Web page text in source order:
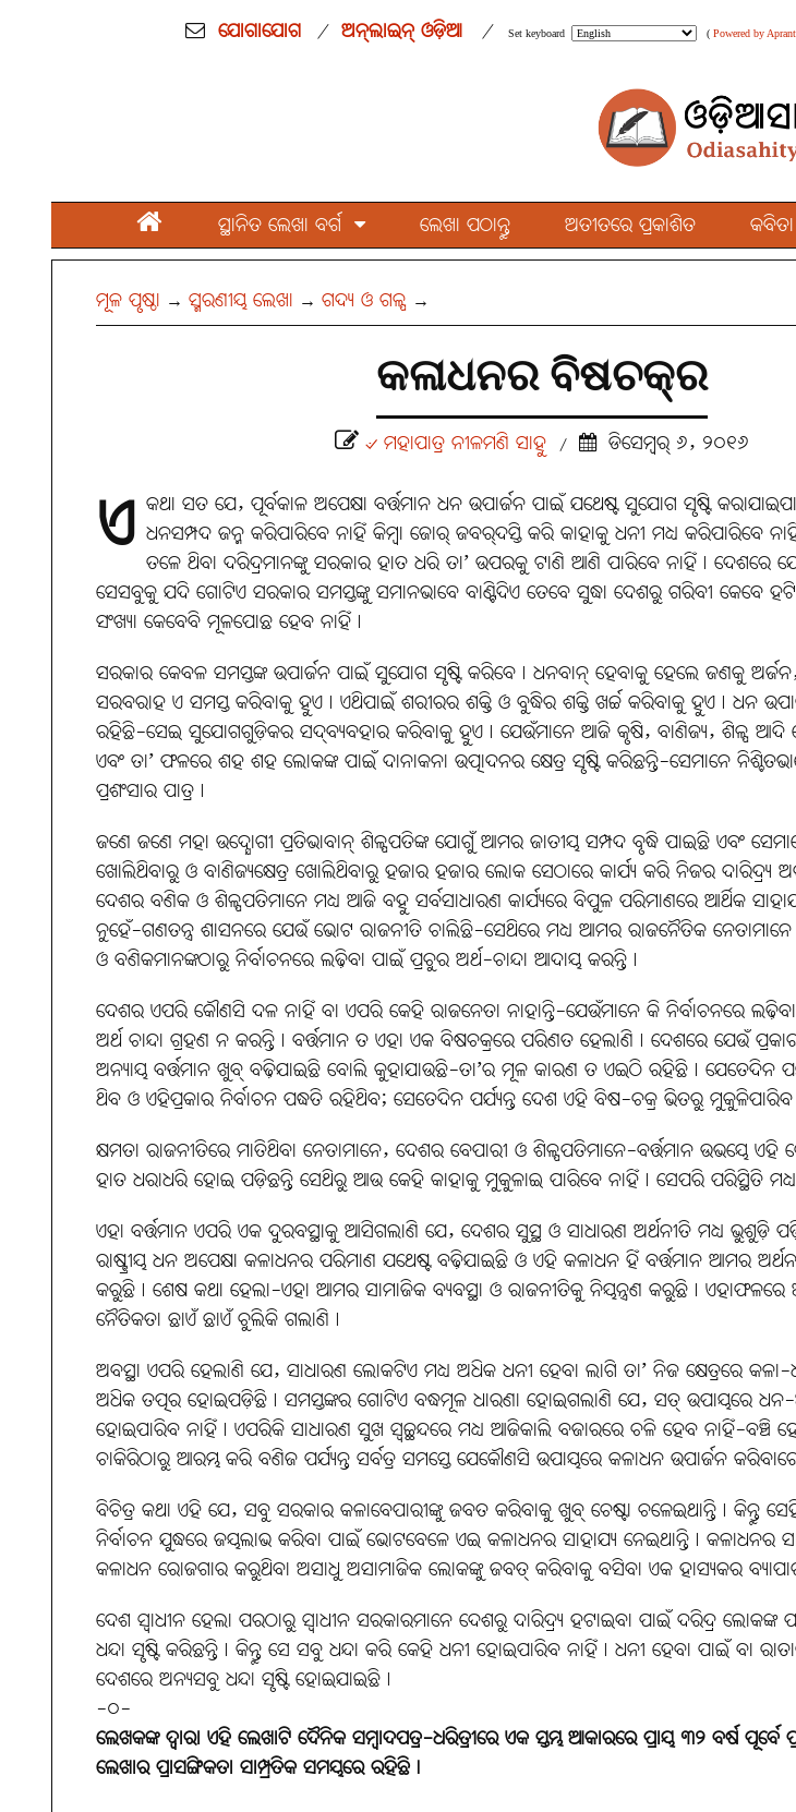
ଯୋଗାଯୋଗ / ଅନ୍‌ଲାଇନ୍ ଓଡ଼ିଆ / Set keyboard ( Powered by
ସ୍ଥାନିତ ଲେଖା ବର୍ଗ ଲେଖା ପଠାନ୍ତୁ ଅତୀତରେ ପ୍ରକାଶିତ
ମୂଳ ପୃଷ୍ଠା → ସ୍ମରଣୀୟ ଲେଖା → ଗଦ୍ୟ ଓ ଗଳ୍ପ →
କଳାଧନର ବିଷଚକ୍ର
୰ ମହାପାତ୍ର ନୀଳମଣି ସାହୁ / ଡିସେମ୍ବର୍ ୬, ୨୦୧୬
ଏ କଥା ସତ ଯେ, ପୂର୍ବକାଳ ଅପେକ୍ଷା ବର୍ତ୍ତମାନ ଧନ ଉପାର୍ଜନ ପାଇଁ ଯଥେଷ୍ଟ ସୁଯୋଗ ସୃଷ୍ଟି
ଧନସମ୍ପଦ ଜନ୍ମ କରିପାରିବେ ନାହିଁ କିମ୍ବା ଜୋର୍‌ ଜବର୍‌ଦସ୍ତି କରି କାହାକୁ ଧନୀ ମଧ୍ୟ କରିପାରିବେ
ତଳେ ଥିବା ଦରିଦ୍ରମାନଙ୍କୁ ସରକାର ହାତ ଧରି ତା’ ଉପରକୁ ଟାଣି ଆଣି ପାରିବେ ନାହିଁ। ଦେଶରେ
ସେସବୁକୁ ଯଦି ଗୋଟିଏ ସରକାର ସମସ୍ତଙ୍କୁ ସମାନଭାବେ ବାଣ୍ଟିଦିଏ ତେବେ ସୁଦ୍ଧା ଦେଶରୁ ଗରିବୀ କେବେ
ସଂଖ୍ୟା କେବେବି ମୂଳପୋଛ ହେବ ନାହିଁ।
ସରକାର କେବଳ ସମସ୍ତଙ୍କ ଉପାର୍ଜନ ପାଇଁ ସୁଯୋଗ ସୃଷ୍ଟି କରିବେ। ଧନବାନ୍‌ ହେବାକୁ ହେଲେ ଜଣକୁ
ସରବରାହ ଏ ସମସ୍ତ କରିବାକୁ ହୁଏ। ଏଥିପାଇଁ ଶରୀରର ଶକ୍ତି ଓ ବୁଦ୍ଧିର ଶକ୍ତି ଖର୍ଚ୍ଚ କରିବାକୁ ହୁଏ। ଧନ
ରହିଛି-ସେଇ ସୁଯୋଗଗୁଡ଼ିକର ସଦ୍‌ବ୍ୟବହାର କରିବାକୁ ହୁଏ। ଯେଉଁମାନେ ଆଜି କୃଷି, ବାଣିଜ୍ୟ, ଶିଳ୍ପ ଆଦି
ଏବଂ ତା’ ଫଳରେ ଶହ ଶହ ଲୋକଙ୍କ ପାଇଁ ଦାନାକନା ଉତ୍ପାଦନର କ୍ଷେତ୍ର ସୃଷ୍ଟି କରିଛନ୍ତି-ସେମାନେ
ପ୍ରଶଂସାର ପାତ୍ର।
ଜଣେ ଜଣେ ମହା ଉଦ୍ଯୋଗୀ ପ୍ରତିଭାବାନ୍‌ ଶିଳ୍ପପତିଙ୍କ ଯୋଗୁଁ ଆମର ଜାତୀୟ ସମ୍ପଦ ବୃଦ୍ଧି ପାଇଛି ଏବଂ
ଖୋଲିଥିବାରୁ ଓ ବାଣିଜ୍ୟକ୍ଷେତ୍ର ଖୋଲିଥିବାରୁ ହଜାର ହଜାର ଲୋକ ସେଠାରେ କାର୍ଯ୍ୟ କରି ନିଜର ଦାରିଦ୍ର୍ୟ
ଦେଶର ବଣିକ ଓ ଶିଳ୍ପପତିମାନେ ମଧ୍ୟ ଆଜି ବହୁ ସର୍ବସାଧାରଣ କାର୍ଯ୍ୟରେ ବିପୁଳ ପରିମାଣରେ ଆର୍ଥିକ
ନୁହେଁ-ଗଣତନ୍ତ୍ର ଶାସନରେ ଯେଉଁ ଭୋଟ ରାଜନୀତି ଚାଲିଛି-ସେଥିରେ ମଧ୍ୟ ଆମର ରାଜନୈତିକ
ଓ ବଣିକମାନଙ୍କଠାରୁ ନିର୍ବାଚନରେ ଲଢ଼ିବା ପାଇଁ ପ୍ରଚୁର ଅର୍ଥ-ଚାନ୍ଦା ଆଦାୟ କରନ୍ତି।
ଦେଶର ଏପରି କୌଣସି ଦଳ ନାହିଁ ବା ଏପରି କେହି ରାଜନେତା ନାହାନ୍ତି-ଯେଉଁମାନେ କି ନିର୍ବାଚନରେ
ଅର୍ଥ ଚାନ୍ଦା ଗ୍ରହଣ ନ କରନ୍ତି। ବର୍ତ୍ତମାନ ତ ଏହା ଏକ ବିଷଚକ୍ରରେ ପରିଣତ ହେଲାଣି। ଦେଶରେ ଯେଉଁ
ଅନ୍ୟାୟ ବର୍ତ୍ତମାନ ଖୁବ୍‌ ବଢ଼ିଯାଇଛି ବୋଲି କୁହାଯାଉଛି-ତା’ର ମୂଳ କାରଣ ତ ଏଇଠି ରହିଛି। ଯେତେଦିନ
ଥିବ ଓ ଏହିପ୍ରକାର ନିର୍ବାଚନ ପଦ୍ଧତି ରହିଥିବ; ସେତେଦିନ ପର୍ଯ୍ୟନ୍ତ ଦେଶ ଏହି ବିଷ-ଚକ୍ର ଭିତରୁ
କ୍ଷମତା ରାଜନୀତିରେ ମାତିଥିବା ନେତାମାନେ, ଦେଶର ବେପାରୀ ଓ ଶିଳ୍ପପତିମାନେ-ବର୍ତ୍ତମାନ ଉଭୟେ
ହାତ ଧରାଧରି ହୋଇ ପଡ଼ିଛନ୍ତି ସେଥିରୁ ଆଉ କେହି କାହାକୁ ମୁକୁଳାଇ ପାରିବେ ନାହିଁ। ସେପରି ପରିସ୍ଥିତି ମଧ୍ୟ
ଏହା ବର୍ତ୍ତମାନ ଏପରି ଏକ ଦୁରବସ୍ଥାକୁ ଆସିଗଲାଣି ଯେ, ଦେଶର ସୁସ୍ଥ ଓ ସାଧାରଣ ଅର୍ଥନୀତି ମଧ୍ୟ ଭୁଶୁଡ଼ି
ରାଷ୍ଟ୍ରୀୟ ଧନ ଅପେକ୍ଷା କଳାଧନର ପରିମାଣ ଯଥେଷ୍ଟ ବଢ଼ିଯାଇଛି ଓ ଏହି କଳାଧନ ହିଁ ବର୍ତ୍ତମାନ ଆମର
କରୁଛି। ଶେଷ କଥା ହେଲା-ଏହା ଆମର ସାମାଜିକ ବ୍ୟବସ୍ଥା ଓ ରାଜନୀତିକୁ ନିୟନ୍ତ୍ରଣ କରୁଛି।
ନୈତିକତା ଛାଏଁ ଛାଏଁ ଚୁଲିକି ଗଲାଣି।
ଅବସ୍ଥା ଏପରି ହେଲାଣି ଯେ, ସାଧାରଣ ଲୋକଟିଏ ମଧ୍ୟ ଅଧିକ ଧନୀ ହେବା ଲାଗି ତା’ ନିଜ କ୍ଷେତ୍ରରେ
ଅଧିକ ତତ୍ପର ହୋଇପଡ଼ିଛି। ସମସ୍ତଙ୍କର ଗୋଟିଏ ବଦ୍ଧମୂଳ ଧାରଣା ହୋଇଗଲାଣି ଯେ, ସତ୍‌ ଉପାୟରେ
ହୋଇପାରିବ ନାହିଁ। ଏପରିକି ସାଧାରଣ ସୁଖ ସ୍ୱଚ୍ଛନ୍ଦରେ ମଧ୍ୟ ଆଜିକାଲି ବଜାରରେ ଚଳି ହେବ ନାହିଁ-ବଞ୍ଚି
ଚାକିରିଠାରୁ ଆରମ୍ଭ କରି ବଣିଜ ପର୍ଯ୍ୟନ୍ତ ସର୍ବତ୍ର ସମସ୍ତେ ଯେକୌଣସି ଉପାୟରେ କଳାଧନ ଉପାର୍ଜନ
ବିଚିତ୍ର କଥା ଏହି ଯେ, ସବୁ ସରକାର କଳାବେପାରୀଙ୍କୁ ଜବତ କରିବାକୁ ଖୁବ୍‌ ଚେଷ୍ଟା ଚଳେଇଥାନ୍ତି। କିନ୍ତୁ
ନିର୍ବାଚନ ଯୁଦ୍ଧରେ ଜୟଲାଭ କରିବା ପାଇଁ ଭୋଟବେଳେ ଏଇ କଳାଧନର ସାହାଯ୍ୟ ନେଇଥାନ୍ତି। କଳାଧନର
କଳାଧନ ରୋଜଗାର କରୁଥିବା ଅସାଧୁ ଅସାମାଜିକ ଲୋକଙ୍କୁ ଜବତ୍‌ କରିବାକୁ ବସିବା ଏକ ହାସ୍ୟକର
ଦେଶ ସ୍ୱାଧୀନ ହେଲା ପରଠାରୁ ସ୍ୱାଧୀନ ସରକାରମାନେ ଦେଶରୁ ଦାରିଦ୍ର୍ୟ ହଟାଇବା ପାଇଁ ଦରିଦ୍ର
ଧନ୍ଦା ସୃଷ୍ଟି କରିଛନ୍ତି। କିନ୍ତୁ ସେ ସବୁ ଧନ୍ଦା କରି କେହି ଧନୀ ହୋଇପାରିବ ନାହିଁ। ଧନୀ ହେବା ପାଇଁ ବା
ଦେଶରେ ଅନ୍ୟସବୁ ଧନ୍ଦା ସୃଷ୍ଟି ହୋଇଯାଇଛି।
-୦-
ଲେଖକଙ୍କ ଦ୍ୱାରା ଏହି ଲେଖାଟି ଦୈନିକ ସମ୍ବାଦପତ୍ର-ଧରିତ୍ରୀରେ ଏକ ସ୍ତମ୍ଭ ଆକାରରେ ପ୍ରାୟ ୩୨ ବର୍ଷ
ଲେଖାର ପ୍ରାସଙ୍ଗିକତା ସାମ୍ପ୍ରତିକ ସମୟରେ ରହିଛି।